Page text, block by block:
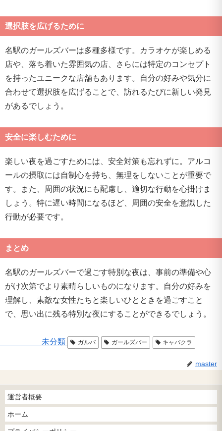
選択肢を広げるために
名駅のガールズバーは多種多様です。カラオケが楽しめる
店や、落ち着いた雰囲気の店、さらには特定のコンセプト
を持ったユニークな店舗もあります。自分の好みや気分に
合わせて選択肢を広げることで、訪れるたびに新しい発見
があるでしょう。
安全に楽しむために
楽しい夜を過ごすためには、安全対策も忘れずに。アルコ
ールの摂取には自制心を持ち、無理をしないことが重要で
す。また、周囲の状況にも配慮し、適切な行動を心掛けま
しょう。特に遅い時間になるほど、周囲の安全を意識した
行動が必要です。
まとめ
名駅のガールズバーで過ごす特別な夜は、事前の準備や心
がけ次第でより素晴らしいものになります。自分の好みを
理解し、素敵な女性たちと楽しいひとときを過ごすこと
で、思い出に残る特別な夜にすることができるでしょう。
未分類 ガルバ ガールズバー キャバクラ
master
運営者概要
ホーム